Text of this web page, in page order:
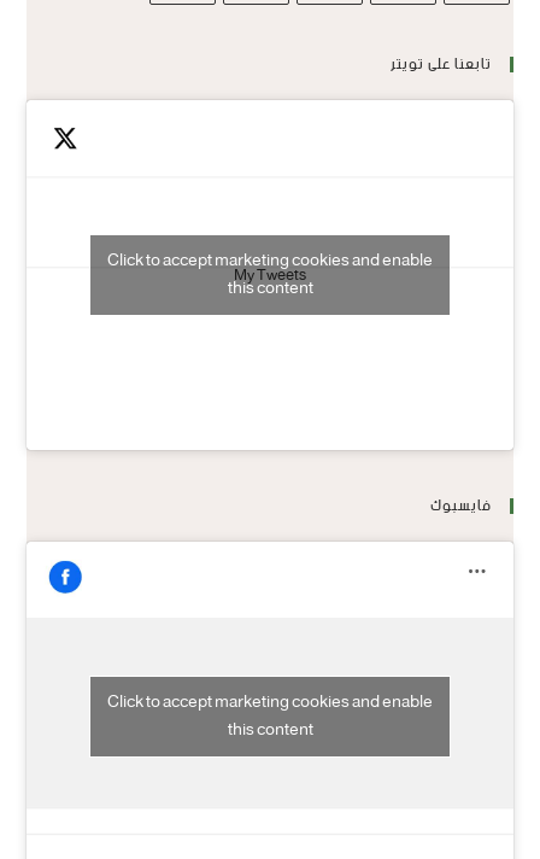
تابعنا على تويتر
My Tweets
Click to accept marketing cookies and enable
this content
فايسبوك
Click to accept marketing cookies and enable
this content